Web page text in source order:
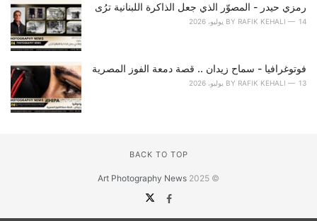
رمزي حيدر - المصوّر الذي جعل الذاكرة اللبنانية ترُى
BY RAFIK KEHALI 14 يوليو، 2026
فوتوغرافيا - سماح زيدان .. قصة دمعة الفوز المصرية
BY RAFIK KEHALI 13 يوليو، 2026
BACK TO TOP
© 2025
Art Photography News